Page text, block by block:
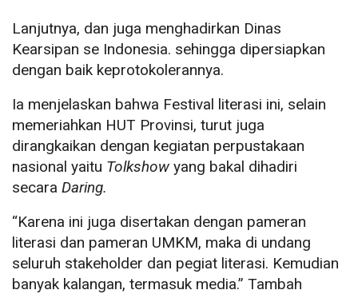
Lanjutnya, dan juga menghadirkan Dinas
Kearsipan se Indonesia. sehingga dipersiapkan
dengan baik keprotokolerannya.
Ia menjelaskan bahwa Festival literasi ini, selain
memeriahkan HUT Provinsi, turut juga
dirangkaikan dengan kegiatan perpustakaan
nasional yaitu Tolkshow yang bakal dihadiri
secara Daring.
“Karena ini juga disertakan dengan pameran
literasi dan pameran UMKM, maka di undang
seluruh stakeholder dan pegiat literasi. Kemudian
banyak kalangan, termasuk media.” Tambah